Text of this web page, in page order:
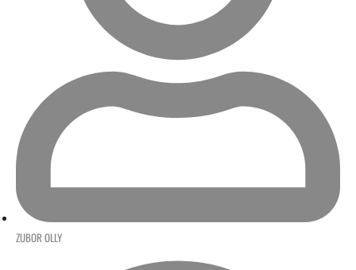
ZUBOR OLLY